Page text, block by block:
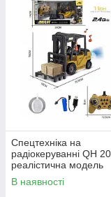
Спецтехніка на
радіокеруванні QH
реалістична модель
В наявності